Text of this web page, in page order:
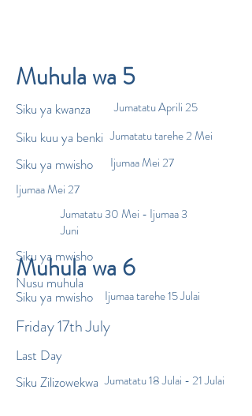
Muhula wa 5
Siku ya kwanza Jumatatu Aprili 25
Siku kuu ya benki Jumatatu tarehe 2 Mei
Siku ya mwisho
Ijumaa Mei 27
Ijumaa Mei 27
Jumatatu 30 Mei - Ijumaa 3
Juni
Siku ya mwisho
Nusu muhula
Muhula wa 6
Siku ya mwisho Ijumaa tarehe 15 Julai
Friday 17th July
Last Day
Siku Zilizowekwa Jumatatu 18 Julai - 21 Julai